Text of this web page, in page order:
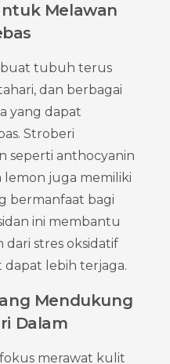
Melawan
tubuh terus
dan berbagai
yang dapat
Stroberi
seperti anthocyanin
lemon juga memiliki
bermanfaat bagi
ini membantu
stres oksidatif
lebih terjaga.
Mendukung
Dalam
merawat kulit